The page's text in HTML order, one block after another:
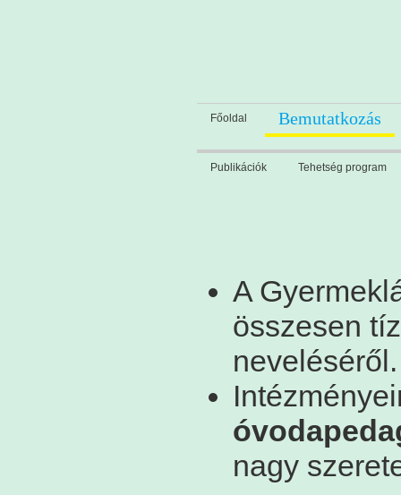
Főoldal Bemutatkozás
Publikációk Tehetség program
A
összesen
neveléséről.
nagy